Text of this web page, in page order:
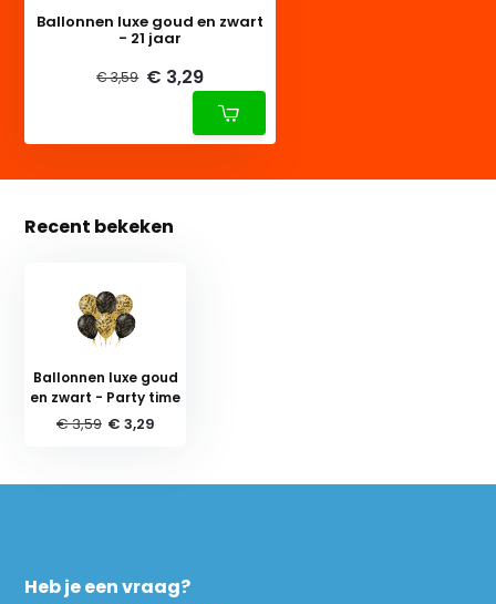
Ballonnen luxe goud en zwart
- 21 jaar
€ 3,59 € 3,29
Recent bekeken
Ballonnen luxe goud
en zwart - Party time
€ 3,59 € 3,29
Heb je een vraag?